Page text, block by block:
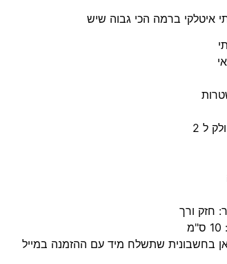
ל 2
חזק ורך
בחשבונית שתשלח מיד עם ההזמנה במייל